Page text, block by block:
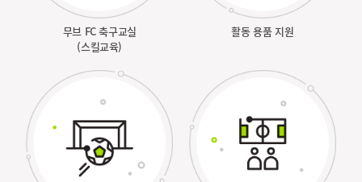
무브 FC 축구교실
(스킬교육)
활동 용품 지원